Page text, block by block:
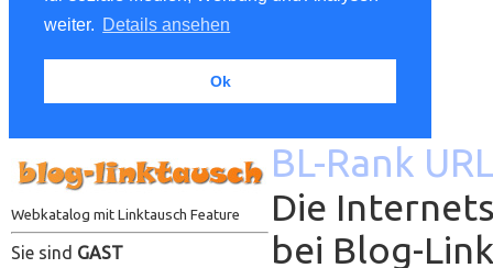
weiter. Details ansehen
Ok
Webkatalog mit Linktausch Feature
Sie sind GAST
BL-Rank
Die
bei Blog-